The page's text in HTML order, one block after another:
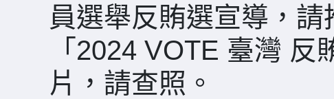
員選舉反賄選宣導，
「2024 VOTE 臺灣
片，請查照。